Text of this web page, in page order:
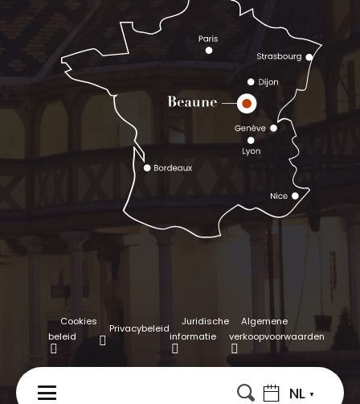
NL
Cookies
beleid
Privacybeleid
Juridische
informatie
Algemene
verkoopvoorwaarden